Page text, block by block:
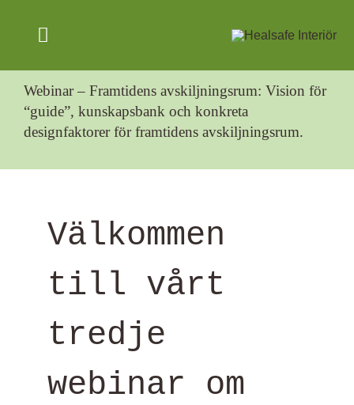
contentToggle
Navigation
SAFE ENVIRONMENTS
PRODUCTS
NEWS
ENGLISH
Webinar – Framtidens avskiljningsrum: Vision för
“guide”, kunskapsbank och konkreta
designfaktorer för framtidens avskiljningsrum.
Välkommen
till vårt
tredje
webinar om